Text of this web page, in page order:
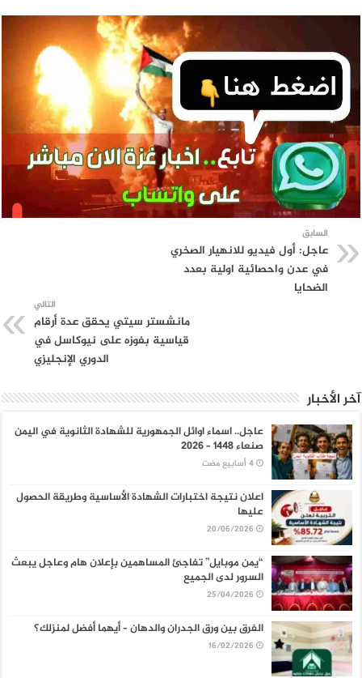
السابق
عاجل: أول فيديو للانهيار الصخري
في عدن واحصائية اولية بعدد
الضحايا
التالي
مانشستر سيتي يحقق عدة أرقام
قياسية بفوزه على نيوكاسل في
الدوري الإنجليزي
آخر الأخبار
عاجل.. اسماء اوائل الجمهورية للشهادة الثانوية في اليمن
صنعاء 1448 – 2026
اعلان نتيجة اختبارات الشهادة الأساسية وطريقة الحصول
عليها
20/06/2026
“يمن موبايل” تفاجئ المساهمين بإعلان هام وعاجل يبعث
السرور لدى الجميع
25/04/2026
الفرق بين ورق الجدران والدهان – أيهما أفضل لمنزلك؟
16/02/2026